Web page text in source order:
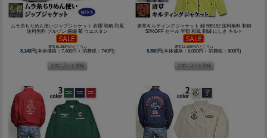
ムラ糸ちりめん使いジップジャケット 衣櫻 和柄 和風
送料無料 ブルゾン 縮緬 菊 ウエスタン
通常16,280円のところ↓↓
8,140円(本体価格：7,400円 + 消費税：740円)
唐草キルティングジャケット 錦 595152 送料無料 和柄
50%OFF セール 半額 和風 刺繍 にしき キルト
通常17,600円のところ↓↓
8,800円(本体価格：8,000円 + 消費税：800円)